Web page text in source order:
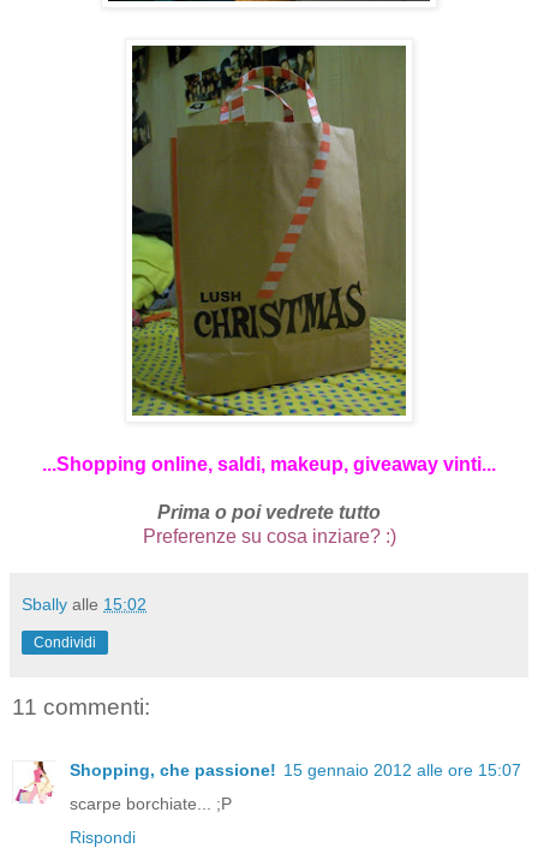
...Shopping online, saldi, makeup, giveaway vinti...
Prima o poi vedrete tutto
Preferenze su cosa inziare? :)
Sbally alle 15:02
Condividi
11 commenti:
Shopping, che passione! 15 gennaio 2012 alle ore 15:07
scarpe borchiate... ;P
Rispondi